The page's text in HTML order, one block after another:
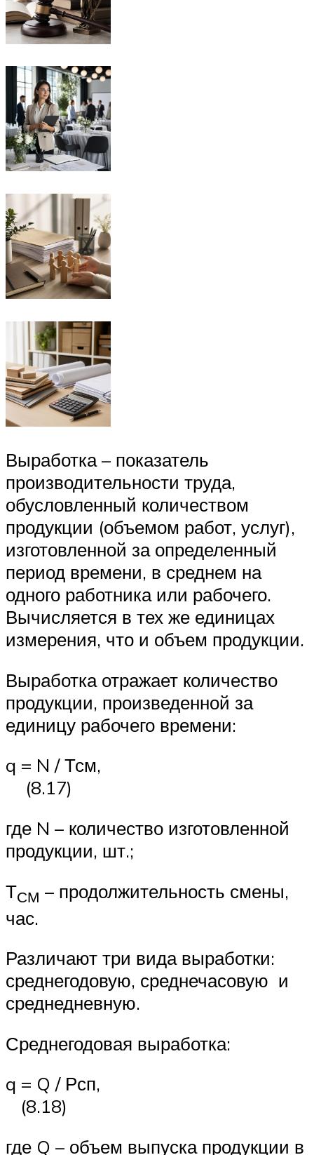
Выработка – показатель
производительности труда,
обусловленный количеством
продукции (объемом работ, услуг),
изготовленной за определенный
период времени, в среднем на
одного работника или рабочего.
Вычисляется в тех же единицах
измерения, что и объем продукции.
Выработка отражает количество
продукции, произведенной за
единицу рабочего времени:
q = N / Тсм,
(8.17)
где N – количество изготовленной
продукции, шт.;
ТСМ – продолжительность смены,
час.
Различают три вида выработки:
среднегодовую, среднечасовую и
среднедневную.
Среднегодовая выработка:
q = Q / Рсп,
(8.18)
где Q – объем выпуска продукции в